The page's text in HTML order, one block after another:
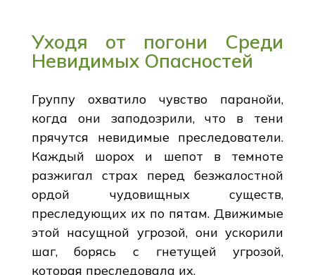
Уходя от погони Среди
Невидимых Опасностей
Группу охватило чувство паранойи,
когда они заподозрили, что в тени
прячутся невидимые преследователи.
Каждый шорох и шепот в темноте
разжигал страх перед безжалостной
ордой чудовищных существ,
преследующих их по пятам. Движимые
этой насущной угрозой, они ускорили
шаг, борясь с гнетущей угрозой,
которая преследовала их.